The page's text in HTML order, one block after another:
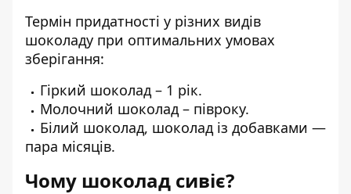
Термін придатності у різних видів
шоколаду при оптимальних умовах
зберігання:
Гіркий шоколад – 1 рік.
Молочний шоколад – півроку.
Білий шоколад, шоколад із добавками —
пара місяців.
Чому шоколад сивіє?